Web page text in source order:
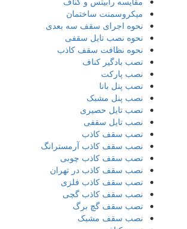
میکروسمنت ساختمان
نحوه اجرای سقف سه بعدی
نحوه نصب تایل سقفی
نحوه نظافت سقف کاذب
نصب بادگیر کناف
نصب پارکت
نصب پنل بانا
نصب پنل مشبک
نصب تایل حصیری
نصب تایل سقفی
نصب سقف کاذب
نصب سقف کاذب آرمسترانگ
نصب سقف کاذب چوبی
نصب سقف کاذب در تهران
نصب سقف کاذب فلزی
نصب سقف کاذب گچی
نصب سقف گچ برگ
نصب سقف مشبک